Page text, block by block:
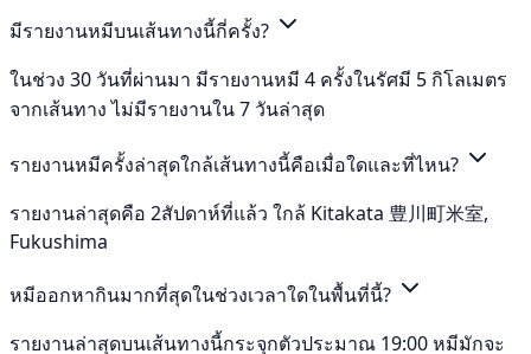
มีรายงานหมีบนเส้นทางนี้กี่ครั้ง?
ในช่วง 30 วันที่ผ่านมา มีรายงานหมี 4 ครั้งในรัศมี 5 กิโลเมตร
จากเส้นทาง ไม่มีรายงานใน 7 วันล่าสุด
รายงานหมีครั้งล่าสุดใกล้เส้นทางนี้คือเมื่อใดและที่ไหน?
รายงานล่าสุดคือ 2สัปดาห์ที่แล้ว ใกล้ Kitakata 豊川町米室,
Fukushima
หมีออกหากินมากที่สุดในช่วงเวลาใดในพื้นที่นี้?
รายงานล่าสุดบนเส้นทางนี้กระจุกตัวประมาณ 19:00 หมีมักจะ